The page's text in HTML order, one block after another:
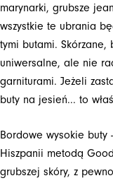
marynarki, grubsze
wszystkie te ubrania
tymi butami.
uniwersalne, ale nie
garniturami. Jeżeli
buty na jesień... to
Bordowe wysokie buty
Hiszpanii metodą
grubszej skóry, z